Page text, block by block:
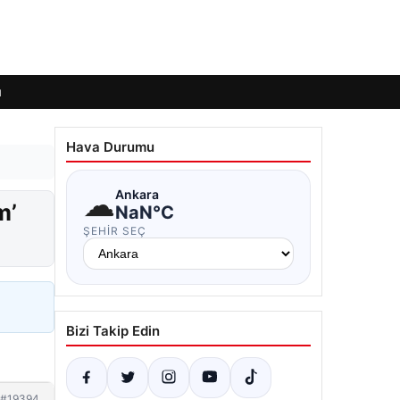
Hava Durumu
☁Ankara
NaN°C
ŞEHIR SEÇ
Bizi Takip Edin